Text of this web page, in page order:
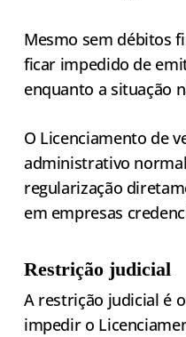
Mesmo sem débitos
ficar impedido de
enquanto a situação
O Licenciamento de
administrativo
regularização
em empresas
Restrição judicial
A restrição judicial é
impedir o